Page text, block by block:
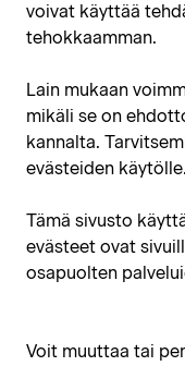
voivat käyttää
tehokkaamman.
Lain mukaan
mikäli se on
kannalta.
evästeiden käytölle.
Tämä sivusto
evästeet ovat
osapuolten
Voit muuttaa tai